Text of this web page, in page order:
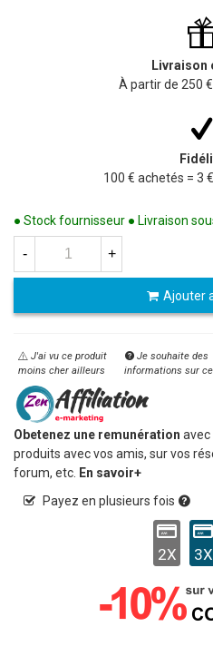
Livraison
À partir de 250
100 € achetés = 3
● Stock fournisseur ● Livraison
- +
Ajouter
J'ai vu ce produit
moins cher ailleurs
Je souhaite des
informations sur
Obetenez une remunération avec
produits avec vos amis, sur vos
forum, etc. En savoir+
Payez en plusieurs fois
2X 3X